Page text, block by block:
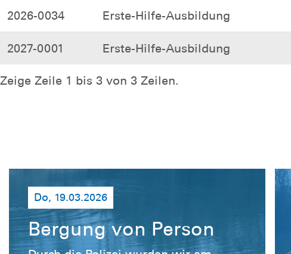
Zeige Zeile 1 bis 3 von 3 Zeilen.
Bergung von Person
Durch die Polizei wurden wir am
Vormittag zu einem Sucheinsatz dazu
gerufen (2026-008). Nach dem ein